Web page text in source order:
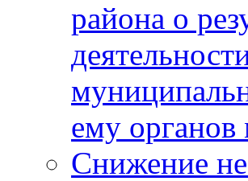
района о
ему органов
Снижение